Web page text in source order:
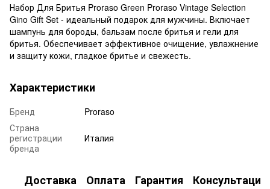
Набор Для Бритья Proraso Green Proraso Vintage Selection
Gino Gift Set - идеальный подарок для мужчины. Включает
шампунь для бороды, бальзам после бритья и гели для
бритья. Обеспечивает эффективное очищение, увлажнение
и защиту кожи, гладкое бритье и свежесть.
Характеристики
Бренд
Proraso
Страна
регистрации
бренда
Италия
Доставка Оплата Гарантия Консультация